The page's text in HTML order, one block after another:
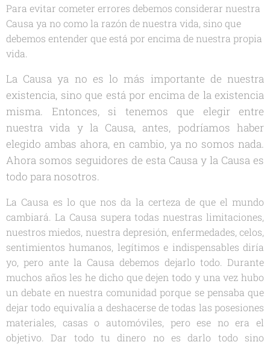
Para evitar cometer errores debemos considerar nuestra
Causa ya no como la razón de nuestra vida, sino que
debemos entender que está por encima de nuestra propia
vida.
La Causa ya no es lo más importante de nuestra
existencia, sino que está por encima de la existencia
misma. Entonces, si tenemos que elegir entre
nuestra vida y la Causa, antes, podríamos haber
elegido ambas ahora, en cambio, ya no somos nada.
Ahora somos seguidores de esta Causa y la Causa es
todo para nosotros.
La Causa es lo que nos da la certeza de que el mundo
cambiará. La Causa supera todas nuestras limitaciones,
nuestros miedos, nuestra depresión, enfermedades, celos,
sentimientos humanos, legítimos e indispensables diría
yo, pero ante la Causa debemos dejarlo todo. Durante
muchos años les he dicho que dejen todo y una vez hubo
un debate en nuestra comunidad porque se pensaba que
dejar todo equivalía a deshacerse de todas las posesiones
materiales, casas o automóviles, pero ese no era el
objetivo. Dar todo tu dinero no es darlo todo sino